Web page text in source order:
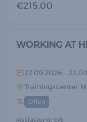
€215.00
WORKING AT
22.09.2026 -
Trainingscenter
Offen
Auslastung: 0/6